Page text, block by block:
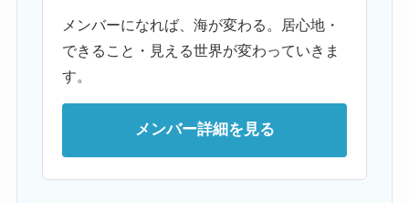
メンバーになれば、海が変わる。居心地・
できること・見える世界が変わっていきま
す。
メンバー詳細を見る